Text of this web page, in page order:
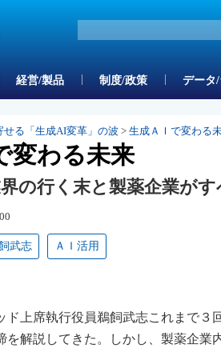
経営/製品 制度/政策 データ
せる「生成AI変革」の波 > 生成ＡＩで変わる
変わる未来
の行く末と製薬企業がす
武志 ＡＩ活用
ド上席執行役員鵜飼武志これまで３
を解説してきた。しかし、製薬企